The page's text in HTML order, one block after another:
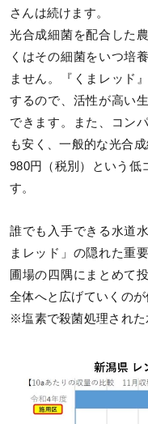
さんは続けます。
光合成細菌を配合した
くはその細菌をいつ培
ません。『くまレッド
するので、活性が高い
できます。また、コン
も安く、一般的な光合
980円（税別）という低
す。
誰でも入手できる水道
まレッド」の隠れた重
圃場の四隅にまとめて
全体へと広げていくのが
※塩素で殺菌処理された